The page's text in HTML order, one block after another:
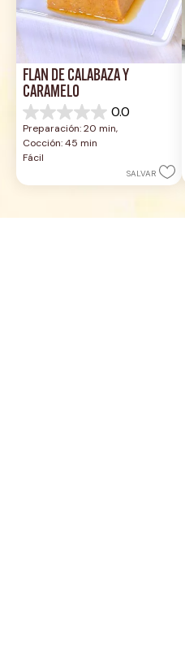
FLAN DE CALABAZA Y
CARAMELO
0.0
0.0
de
5
estrellas.
Preparación: 20 min,
Cocción: 45 min
Fácil
SALVAR